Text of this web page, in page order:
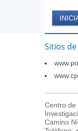
Sitios
Centro de
Camino